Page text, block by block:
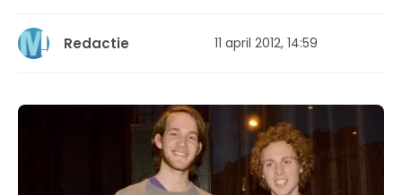
Redactie 11 april 2012, 14:59